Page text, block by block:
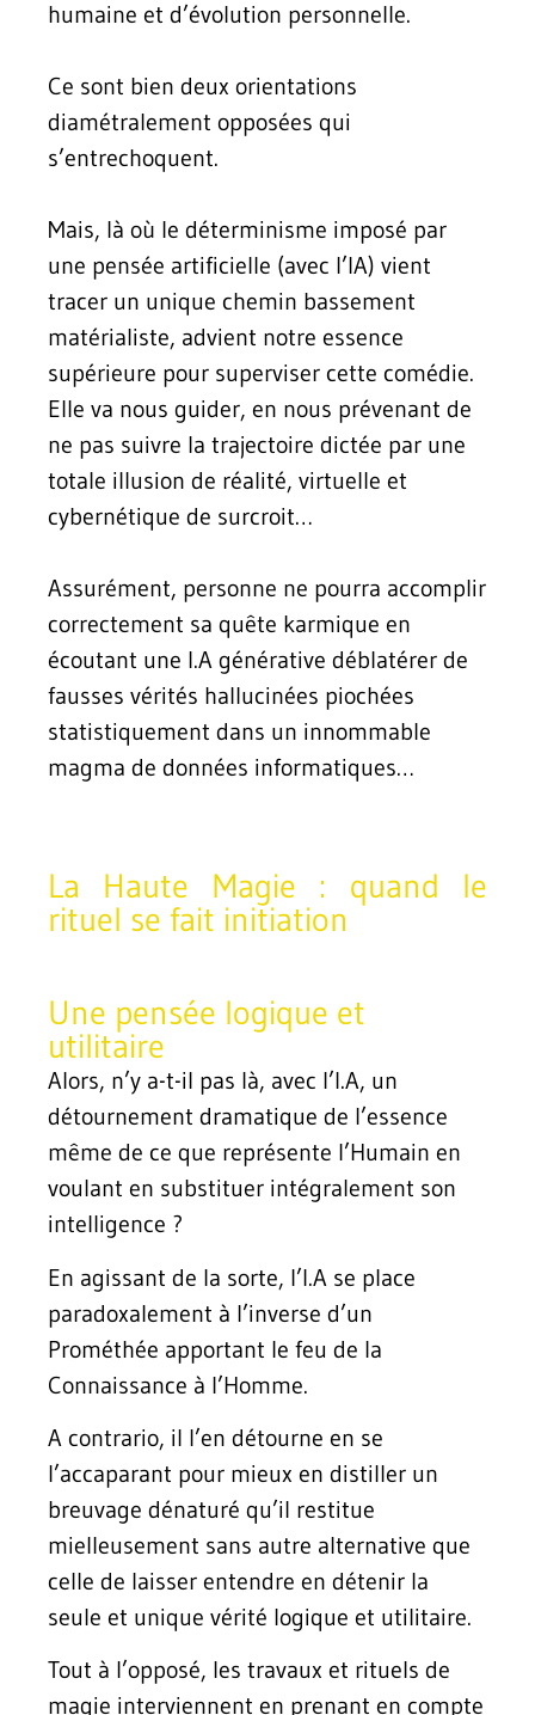
humaine et d’évolution personnelle.
Ce sont bien deux orientations
diamétralement opposées qui
s’entrechoquent.
Mais, là où le déterminisme imposé par
une pensée artificielle (avec l’IA) vient
tracer un unique chemin bassement
matérialiste, advient notre essence
supérieure pour superviser cette comédie.
Elle va nous guider, en nous prévenant de
ne pas suivre la trajectoire dictée par une
totale illusion de réalité, virtuelle et
cybernétique de surcroit…
Assurément, personne ne pourra accomplir
correctement sa quête karmique en
écoutant une I.A générative déblatérer de
fausses vérités hallucinées piochées
statistiquement dans un innommable
magma de données informatiques…
La Haute Magie : quand le
rituel se fait initiation
Une pensée logique et
utilitaire
Alors, n’y a-t-il pas là, avec l’I.A, un
détournement dramatique de l’essence
même de ce que représente l’Humain en
voulant en substituer intégralement son
intelligence ?
En agissant de la sorte, l’I.A se place
paradoxalement à l’inverse d’un
Prométhée apportant le feu de la
Connaissance à l’Homme.
A contrario, il l’en détourne en se
l’accaparant pour mieux en distiller un
breuvage dénaturé qu’il restitue
mielleusement sans autre alternative que
celle de laisser entendre en détenir la
seule et unique vérité logique et utilitaire.
Tout à l’opposé, les travaux et rituels de
magie interviennent en prenant en compte